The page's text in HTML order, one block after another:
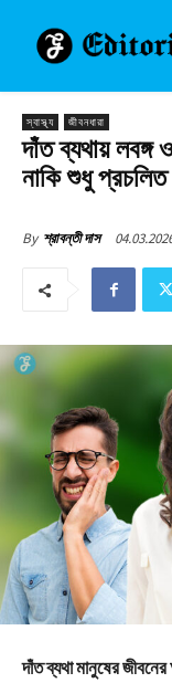
স্বাস্থ্য জীবনধারা
দাঁত ব্যথায় লবঙ্গ
নাকি শুধু প্রচলিত
By শ্রাবন্তী দাস
দাঁত ব্যথা মানুষের